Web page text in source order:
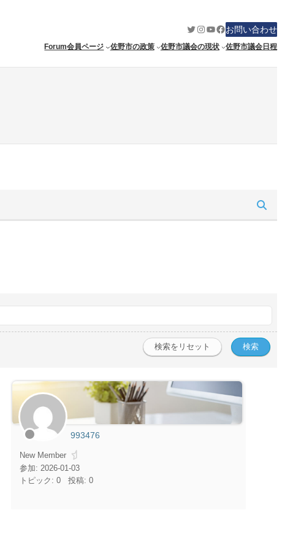
Twitter
Instagram
YouTube
Facebook
お問い合わせ
Forum会員ページ 佐野市の政策 佐野市議会の現状 佐野市議会日程
993476
New Member
参加: 2026-01-03
トピック: 0
投稿: 0